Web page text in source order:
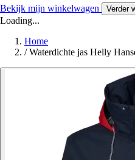
Bekijk mijn winkelwagen Verder
Loading...
Home
/ Waterdichte jas Helly